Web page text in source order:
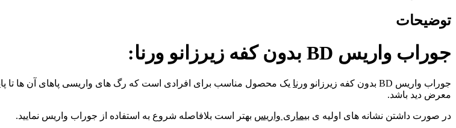
توضیحات
جوراب واریس BD بدون کفه زیرزانو ورنا:
جوراب واریس BD بدون کفه زیرزانو ورنا یک محصول مناسب برای افرادی است که رگ های واریسی پاهای آن ها تا
معرض دید باشد.
در صورت داشتن نشانه های اولیه ی بیماری واریس بهتر است بلافاصله شروع به استفاده از جوراب واریس نمایید.